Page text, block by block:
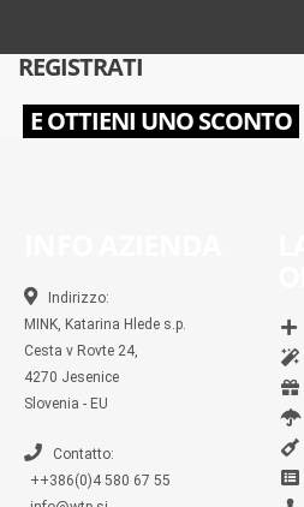
REGISTRATI
E OTTIENI UNO SCONTO
Indirizzo:
MINK, Katarina Hlede s.p.
Cesta v Rovte 24,
4270 Jesenice
Slovenia - EU
Contatto:
++386(0)4 580 67 55